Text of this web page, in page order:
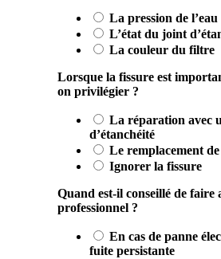
La pression de l’eau
L’état du joint
La couleur du filtre
Lorsque la fissure est
on privilégier ?
La réparation avec
d’étanchéité
Le remplacement
Ignorer la fissure
Quand est-il conseillé de faire
professionnel ?
En cas de panne
fuite persistante